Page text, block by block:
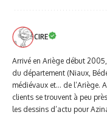
CIRE
Arrivé en Ariège début
du département (Niaux,
médiévaux et… de l’Ariège.
clients se trouvent à peu
les dessins d’actu pour